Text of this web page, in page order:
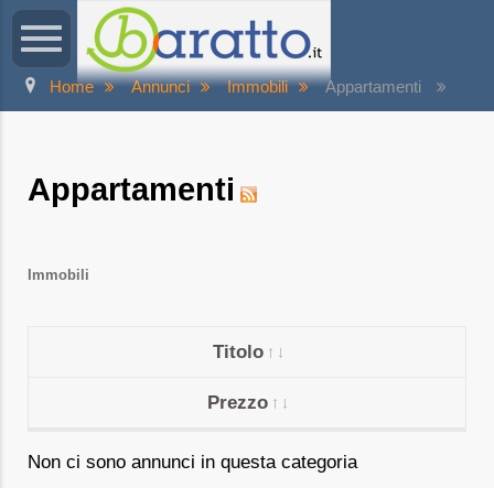
Home Annunci Immobili Appartamenti
Appartamenti
Immobili
Titolo
Prezzo
Non ci sono annunci in questa categoria